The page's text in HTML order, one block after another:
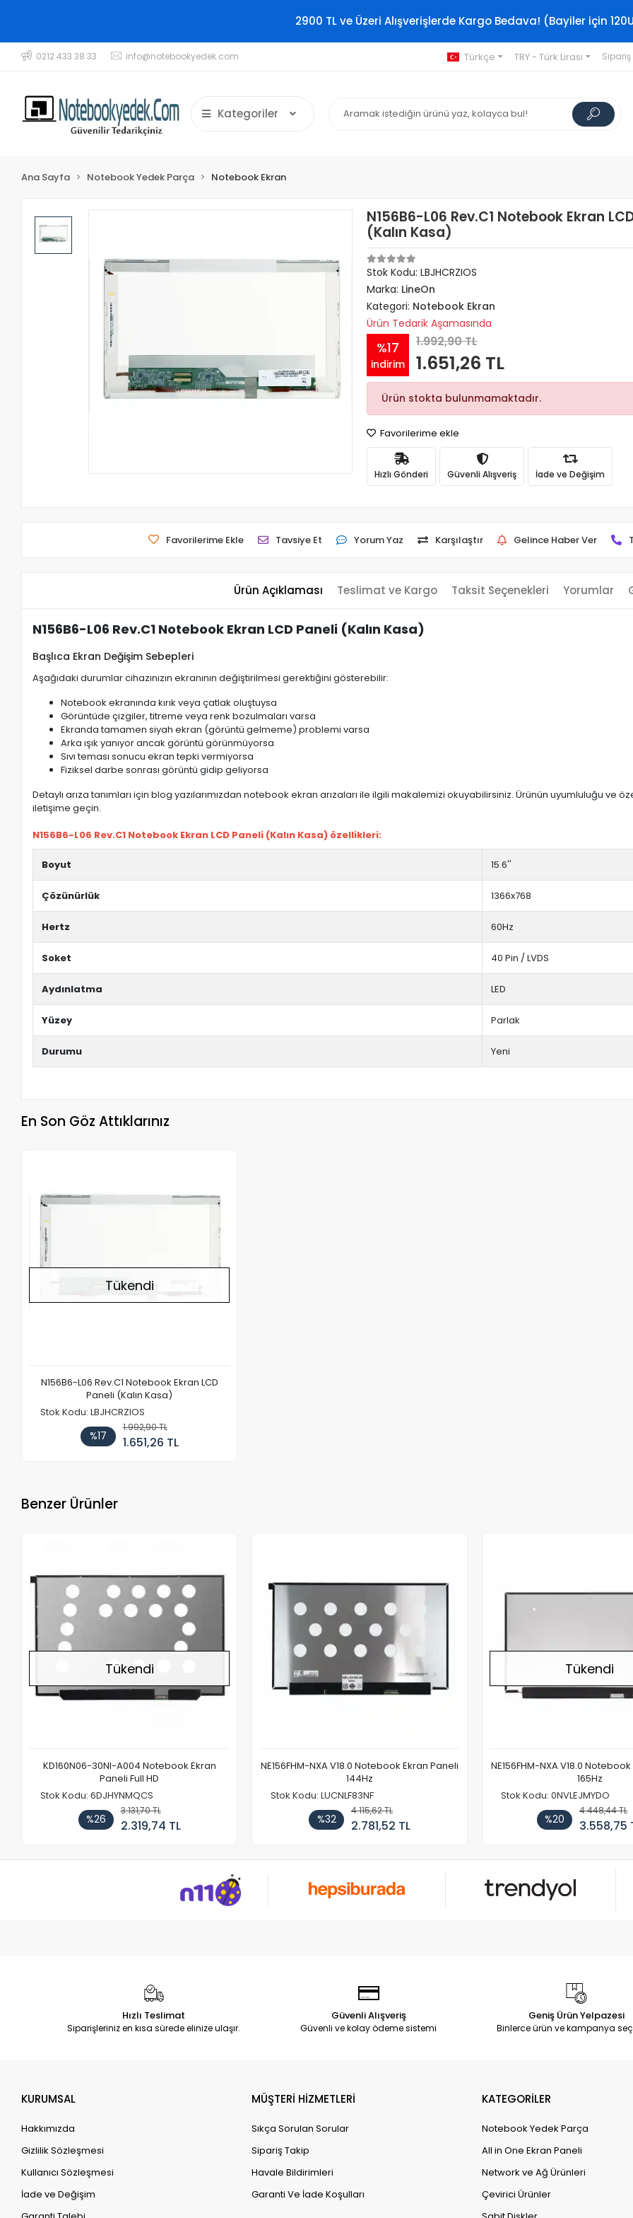
2900 TL ve Üzeri Alışverişlerde Kargo Bedava! (Bayiler için
0212 433 38 33 info@notebookyedek.com Türkçe TRY - Türk Lirası
Kategoriler
Ana Sayfa Notebook Yedek Parça Notebook Ekran
N156B6-L06 Rev.C1 Notebook Ekran
(Kalın Kasa)
Stok Kodu: LBJHCRZIOS
Marka: LineOn
Kategori: Notebook Ekran
Ürün Tedarik Aşamasında
%17
indirim
1.992,90 TL
1.651,26 TL
Ürün stokta bulunmamaktadır.
Favorilerime ekle
Hızlı Gönderi Güvenli Alışveriş İade ve Değişim
Favorilerime Ekle Tavsiye Et Yorum Yaz Karşılaştır Gelince Haber Ver
Ürün Açıklaması Teslimat ve Kargo Taksit Seçenekleri Yorumlar
N156B6-L06 Rev.C1 Notebook Ekran LCD Paneli (Kalın Kasa)
Başlıca Ekran Değişim Sebepleri
Aşağıdaki durumlar cihazınızın ekranının değiştirilmesi gerektiğini gösterebilir:
Notebook ekranında kırık veya çatlak oluştuysa
Görüntüde çizgiler, titreme veya renk bozulmaları varsa
Ekranda tamamen siyah ekran (görüntü gelmeme) problemi varsa
Arka ışık yanıyor ancak görüntü görünmüyorsa
Sıvı teması sonucu ekran tepki vermiyorsa
Fiziksel darbe sonrası görüntü gidip geliyorsa
Detaylı arıza tanımları için blog yazılarımızdan notebook ekran arızaları ile ilgili makalemizi okuyabilirsiniz. Ürünün uyumluluğu
iletişime geçin.
N156B6-L06 Rev.C1 Notebook Ekran LCD Paneli (Kalın Kasa) özellikleri:
Boyut 15.6''
Çözünürlük 1366x768
Hertz 60Hz
Soket 40 Pin / LVDS
Aydınlatma LED
Yüzey Parlak
Durumu Yeni
En Son Göz Attıklarınız
Tükendi
N156B6-L06 Rev.C1 Notebook Ekran LCD
Paneli (Kalın Kasa)
Stok Kodu: LBJHCRZIOS
%17
1.992,90 TL
1.651,26 TL
Benzer Ürünler
Tükendi
KD160N06-30NI-A004 Notebook Ekran
Paneli Full HD
Stok Kodu: 6DJHYNMQCS
%26
3.131,70 TL
2.319,74 TL
NE156FHM-NXA V18.0 Notebook Ekran Paneli
144Hz
Stok Kodu: LUCNLF83NF
%32
4.115,62 TL
2.781,52 TL
Tükendi
NE156FHM-NXA V18.0
165Hz
Stok Kodu: 0NVLEJMYDO
%20
4.448,44 TL
3.558,75
Hızlı Teslimat
Siparişleriniz en kısa sürede elinize ulaşır.
Güvenli Alışveriş
Güvenli ve kolay ödeme sistemi
Geniş Ürün Yelpazesi
Binlerce ürün ve kampanya
KURUMSAL
Hakkımızda
Gizlilik Sözleşmesi
Kullanıcı Sözleşmesi
İade ve Değişim
MÜŞTERİ HİZMETLERİ
Sıkça Sorulan Sorular
Sipariş Takip
Havale Bildirimleri
Garanti Ve İade Koşulları
KATEGORİLER
Notebook Yedek Parça
All in One Ekran Paneli
Network ve Ağ Ürünleri
Çevirici Ürünler